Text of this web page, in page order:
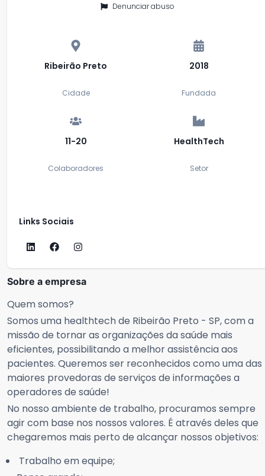
Denunciar abuso
Ribeirão Preto
Cidade
2018
Fundada
11-20
Colaboradores
HealthTech
Setor
Links Sociais
Sobre a empresa
Quem somos?
Somos uma healthtech de Ribeirão Preto - SP, com a
missão de tornar as organizações da saúde mais
eficientes, possibilitando a melhor assistência aos
pacientes. Queremos ser reconhecidos como uma das
maiores provedoras de serviços de informações a
operadores de saúde!
No nosso ambiente de trabalho, procuramos sempre
agir com base nos nossos valores. É através deles que
chegaremos mais perto de alcançar nossos objetivos:
Trabalho em equipe;